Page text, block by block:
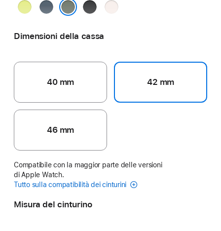
Giallo
Blu
salmastro
Nero
Rosa
Dimensioni della cassa
40 mm 42 mm
46 mm
Compatibile con la maggior parte delle versioni
di Apple Watch.
Tutto sulla compatibilità dei cinturini
Misura del cinturino